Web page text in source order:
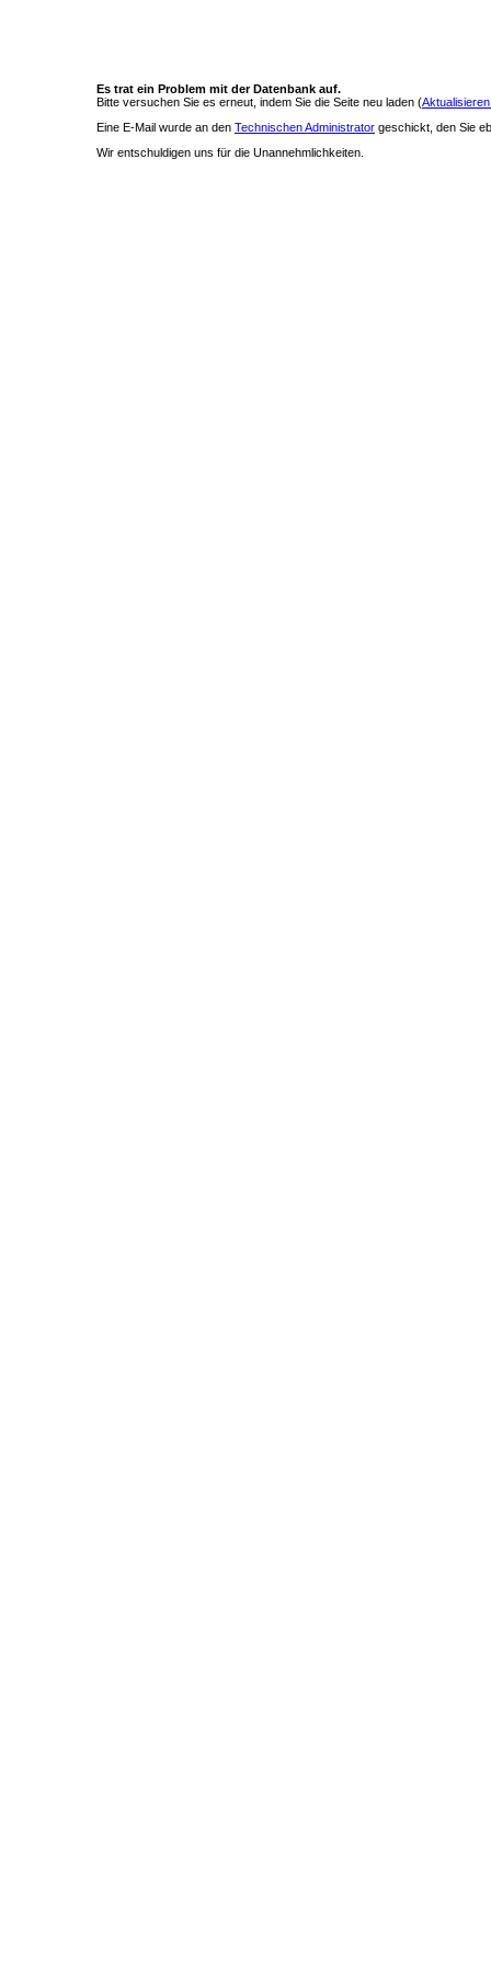
Es trat ein Problem mit der Datenbank auf.
Bitte versuchen Sie es erneut, indem Sie die Seite neu laden (
Eine E-Mail wurde an den Technischen Administrator geschickt, den Sie
Wir entschuldigen uns für die Unannehmlichkeiten.